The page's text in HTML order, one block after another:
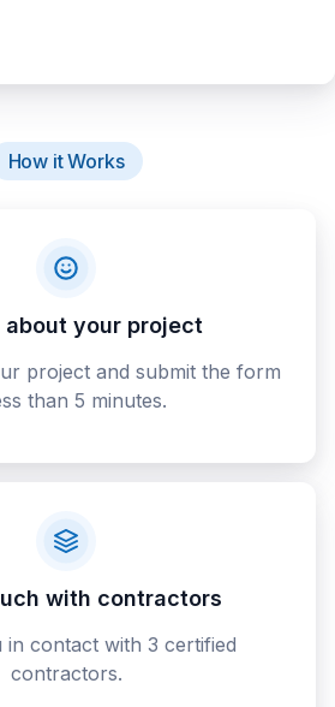
How it Works
about your project
project and submit the form
than 5 minutes.
with contractors
in contact with 3 certified
contractors.